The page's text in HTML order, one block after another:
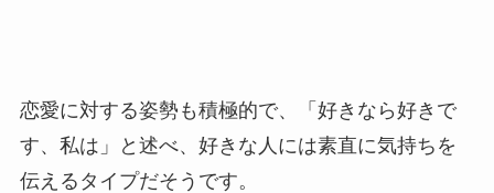
恋愛に対する姿勢も積極的で、「好きなら好きで
す、私は」と述べ、好きな人には素直に気持ちを
伝えるタイプだそうです。